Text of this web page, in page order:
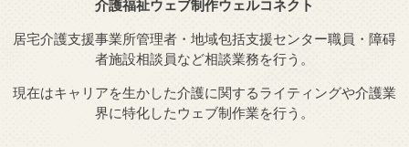
介護福祉ウェブ制作ウェルコネクト
居宅介護支援事業所管理者・地域包括支援センター職員・障碍
者施設相談員など相談業務を行う。
現在はキャリアを生かした介護に関するライティングや介護業
界に特化したウェブ制作業を行う。